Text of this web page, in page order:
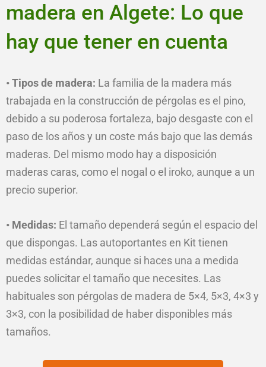
madera en Algete: Lo que
hay que tener en cuenta
• Tipos de madera: La familia de la madera más
trabajada en la construcción de pérgolas es el pino,
debido a su poderosa fortaleza, bajo desgaste con el
paso de los años y un coste más bajo que las demás
maderas. Del mismo modo hay a disposición
maderas caras, como el nogal o el iroko, aunque a un
precio superior.
• Medidas: El tamaño dependerá según el espacio del
que dispongas. Las autoportantes en Kit tienen
medidas estándar, aunque si haces una a medida
puedes solicitar el tamaño que necesites. Las
habituales son pérgolas de madera de 5×4, 5×3, 4×3 y
3×3, con la posibilidad de haber disponibles más
tamaños.